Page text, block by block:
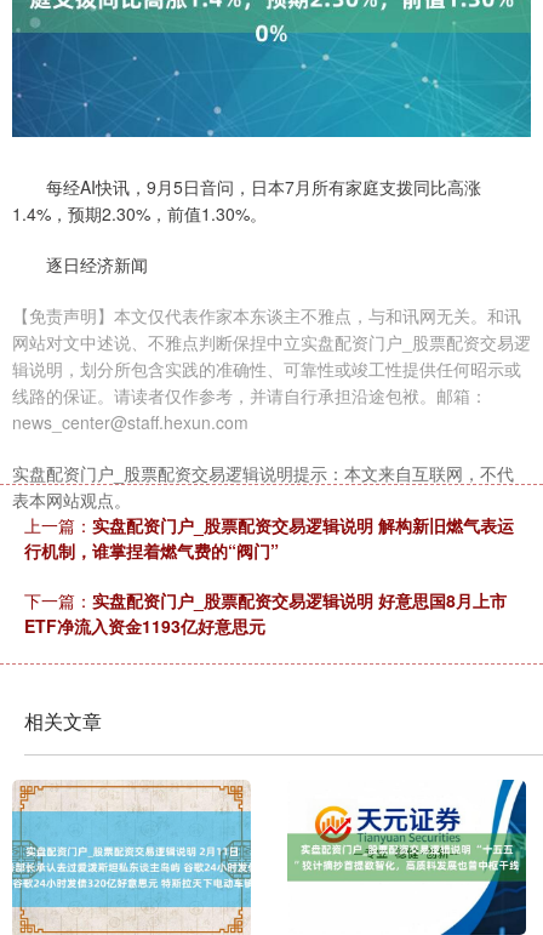
每经AI快讯，9月5日音问，日本7月所有家庭支拨同比高涨
1.4%，预期2.30%，前值1.30%。
逐日经济新闻
【免责声明】本文仅代表作家本东谈主不雅点，与和讯网无关。和讯
网站对文中述说、不雅点判断保捏中立实盘配资门户_股票配资交易逻
辑说明，划分所包含实践的准确性、可靠性或竣工性提供任何昭示或
线路的保证。请读者仅作参考，并请自行承担沿途包袱。邮箱：
news_center@staff.hexun.com
实盘配资门户_股票配资交易逻辑说明提示：本文来自互联网，不代
表本网站观点。
上一篇： 实盘配资门户_股票配资交易逻辑说明 解构新旧燃气表运
行机制，谁掌捏着燃气费的“阀门”
下一篇： 实盘配资门户_股票配资交易逻辑说明 好意思国8月上市
ETF净流入资金1193亿好意思元
相关文章